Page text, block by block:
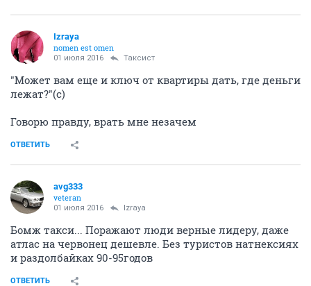
Izraya
nomen est omen
01 июля 2016 Таксист
"Может вам еще и ключ от квартиры дать, где деньги
лежат?"(с)
Говорю правду, врать мне незачем
ОТВЕТИТЬ
avg333
veteran
01 июля 2016 Izraya
Бомж такси... Поражают люди верные лидеру, даже
атлас на червонец дешевле. Без туристов натнексиях
и раздолбайках 90-95годов
ОТВЕТИТЬ